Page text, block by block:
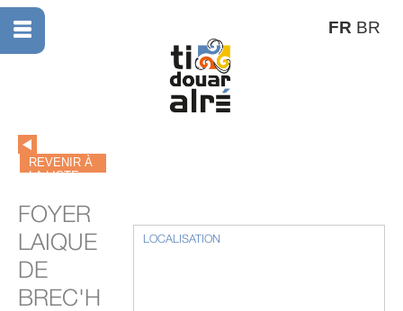
FR BR
LOCALISATION
REVENIR À
LA LISTE
FOYER
LAIQUE
DE
BREC'H